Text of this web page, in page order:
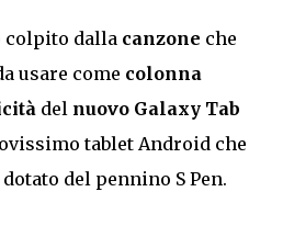
colpito dalla canzone che
usare come colonna
del nuovo Galaxy Tab
tablet Android che
del pennino S Pen.